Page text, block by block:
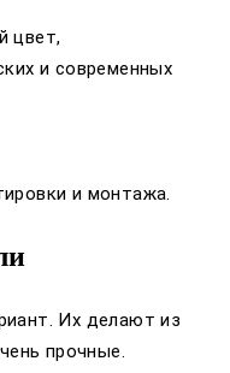
цвет,
и современных
и монтажа.
Их делают из
прочные.